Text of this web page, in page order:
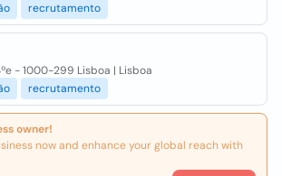
recrutamento
- 1000-299 Lisboa | Lisboa
recrutamento
owner!
now and enhance your global reach with